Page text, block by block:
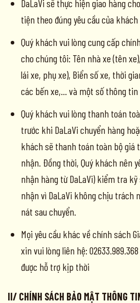
DaLaVi sẽ thực hiện giao hàng
tiện theo đúng yêu cầu của khách
Quý khách vui lòng cung cấp
cho chúng tôi: Tên nhà xe (tên
lái xe, phụ xe), Biển số xe, thời
các bến xe,… và một số thông tin
Quý khách vui lòng thanh toán
trước khi DaLaVi chuyển hàng
khách sẽ thanh toán toàn bộ giá
nhận. Đồng thời, Quý khách nên
nhận hàng từ DaLaVi) kiểm tra
nhận vì DaLaVi không chịu trách
nát sau chuyển.
Mọi yêu cầu khác về chính sách
xin vui lòng liên hệ: 02633.989.368
được hỗ trợ kịp thời
II/ CHÍNH SÁCH BẢO MẬT THÔNG